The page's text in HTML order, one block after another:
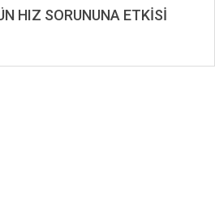
HIZ SORUNUNA ETKİSİ